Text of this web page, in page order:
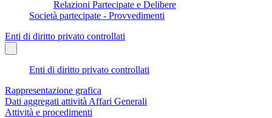
Relazioni Partecipate e Delibere
Società partecipate - Provvedimenti
Enti di diritto privato controllati
Enti di diritto privato controllati
Rappresentazione grafica
Dati aggregati attività Affari Generali
Attività e procedimenti